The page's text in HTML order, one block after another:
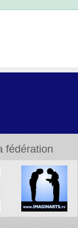
fédération